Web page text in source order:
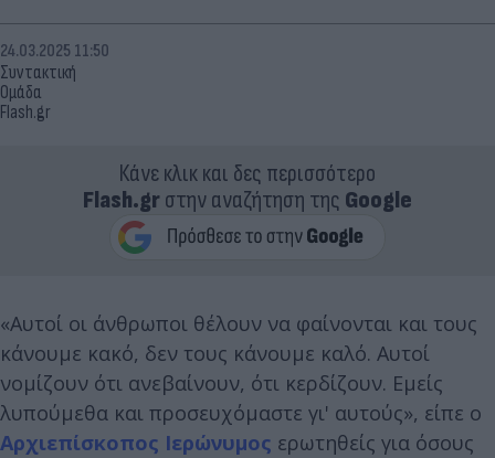
Συντακτική
Ομάδα
Flash.gr
24.03.2025 11:50
Κάνε κλικ και δες περισσότερο
Flash.grστην αναζήτηση της Google
«Αυτοί οι άνθρωποι θέλουν να φαίνονται και τους
κάνουμε κακό, δεν τους κάνουμε καλό. Αυτοί
νομίζουν ότι ανεβαίνουν, ότι κερδίζουν. Εμείς
λυπούμεθα και προσευχόμαστε γι' αυτούς», είπε ο
Αρχιεπίσκοπος Ιερώνυμος ερωτηθείς για όσους